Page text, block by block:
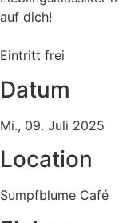
auf dich!
Eintritt frei
Datum
Mi., 09. Juli 2025
Location
Sumpfblume Café